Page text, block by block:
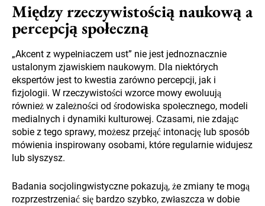
Między rzeczywistością naukową a
percepcją społeczną
„Akcent z wypełniaczem ust” nie jest jednoznacznie
ustalonym zjawiskiem naukowym. Dla niektórych
ekspertów jest to kwestia zarówno percepcji, jak i
fizjologii. W rzeczywistości wzorce mowy ewoluują
również w zależności od środowiska społecznego, modeli
medialnych i dynamiki kulturowej. Czasami, nie zdając
sobie z tego sprawy, możesz przejąć intonację lub sposób
mówienia inspirowany osobami, które regularnie widujesz
lub słyszysz.
Badania socjolingwistyczne pokazują, że zmiany te mogą
rozprzestrzeniać się bardzo szybko, zwłaszcza w dobie